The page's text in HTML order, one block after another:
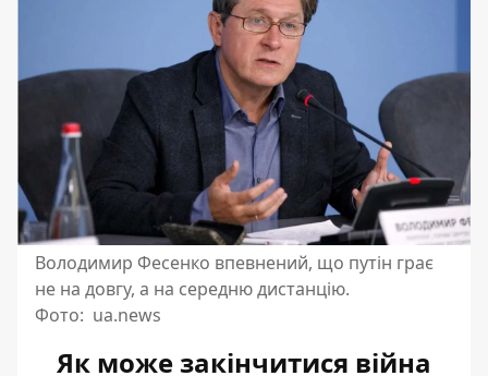
Володимир Фесенко впевнений, що путін грає
не на довгу, а на середню дистанцію.
Фото: ua.news
Як може закінчитися війна